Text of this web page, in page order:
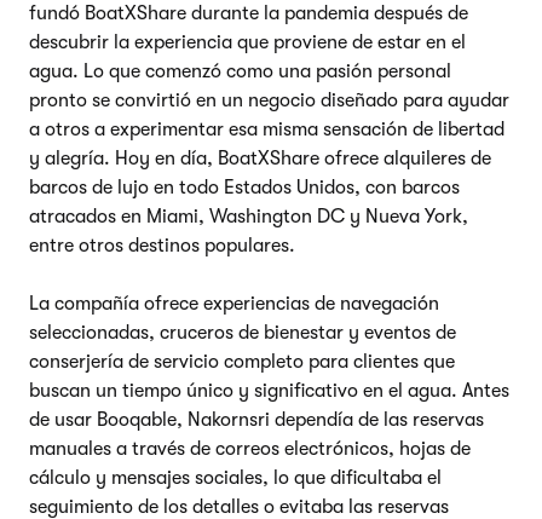
fundó BoatXShare durante la pandemia después de
descubrir la experiencia que proviene de estar en el
agua. Lo que comenzó como una pasión personal
pronto se convirtió en un negocio diseñado para ayudar
a otros a experimentar esa misma sensación de libertad
y alegría. Hoy en día, BoatXShare ofrece alquileres de
barcos de lujo en todo Estados Unidos, con barcos
atracados en Miami, Washington DC y Nueva York,
entre otros destinos populares.
La compañía ofrece experiencias de navegación
seleccionadas, cruceros de bienestar y eventos de
conserjería de servicio completo para clientes que
buscan un tiempo único y significativo en el agua. Antes
de usar Booqable, Nakornsri dependía de las reservas
manuales a través de correos electrónicos, hojas de
cálculo y mensajes sociales, lo que dificultaba el
seguimiento de los detalles o evitaba las reservas